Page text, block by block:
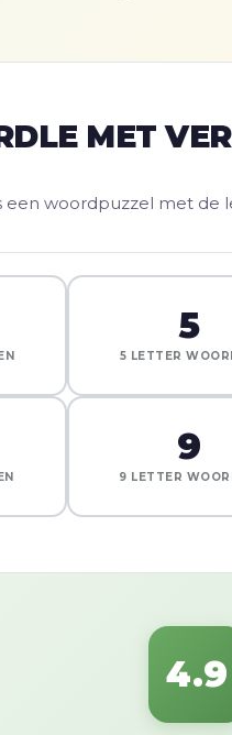
MET
een woordpuzzel met de
5
5 LETTER
9
9 LETTER
4.9